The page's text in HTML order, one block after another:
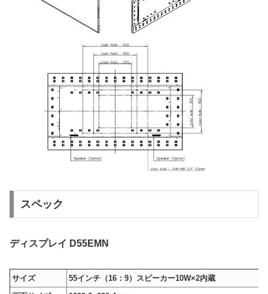
スペック
ディスプレイ D55EMN
サイズ
55インチ（16：9）スピーカー10W×2内蔵